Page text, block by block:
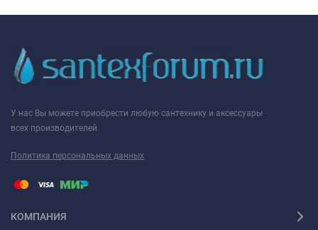
У нас Вы можете приобрести любую сантехнику и аксессуары
всех производителей
Политика персональных данных
КОМПАНИЯ